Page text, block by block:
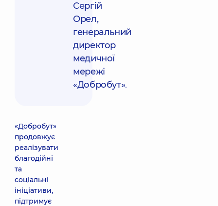
Сергій
Орел,
генеральний
директор
медичної
мережі
«Добробут».
«Добробут»
продовжує
реалізувати
благодійні
та
соціальні
ініціативи,
підтримує